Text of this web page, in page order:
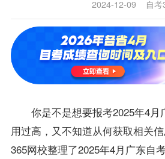
2024-12-09 自
你是不是想要报考2025年4月
用过高，又不知道从何获取相关
365网校整理了2025年4月 广东自